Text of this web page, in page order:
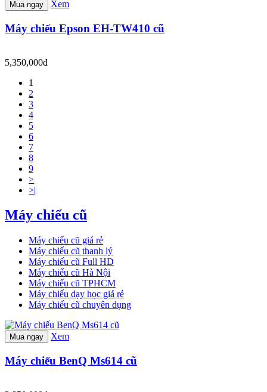
Mua ngay Xem
Máy chiếu Epson EH-TW410 cũ
5,350,000đ
1
2
3
4
5
6
7
8
9
>
>|
Máy chiếu cũ
Máy chiếu cũ giá rẻ
Máy chiếu cũ thanh lý
Máy chiếu cũ Full HD
Máy chiếu cũ Hà Nội
Máy chiếu cũ TPHCM
Máy chiếu dạy học giá rẻ
Máy chiếu cũ chuyên dụng
Mua ngay Xem
Máy chiếu BenQ Ms614 cũ